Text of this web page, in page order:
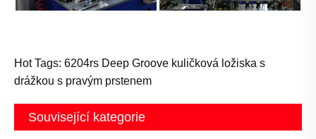
Hot Tags: 6204rs Deep Groove kuličková ložiska s
drážkou s pravým prstenem
Související kategorie